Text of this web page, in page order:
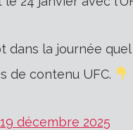
dans la journée
de contenu UFC.
19 décembre 2025